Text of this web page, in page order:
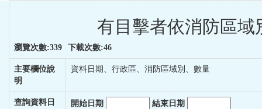
有目擊者依消防區域
瀏覽次數:339 下載次數:46
主要欄位說
明
資料日期、行政區、消防區域別、數量
查詢資料日
開始日期 結束日期